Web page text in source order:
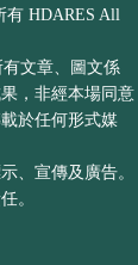
HDARES All
文章、圖文係
，非經本場同意
於任何形式媒
、宣傳及廣告。
。